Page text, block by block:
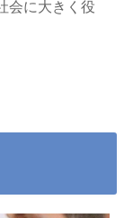
会に大きく役